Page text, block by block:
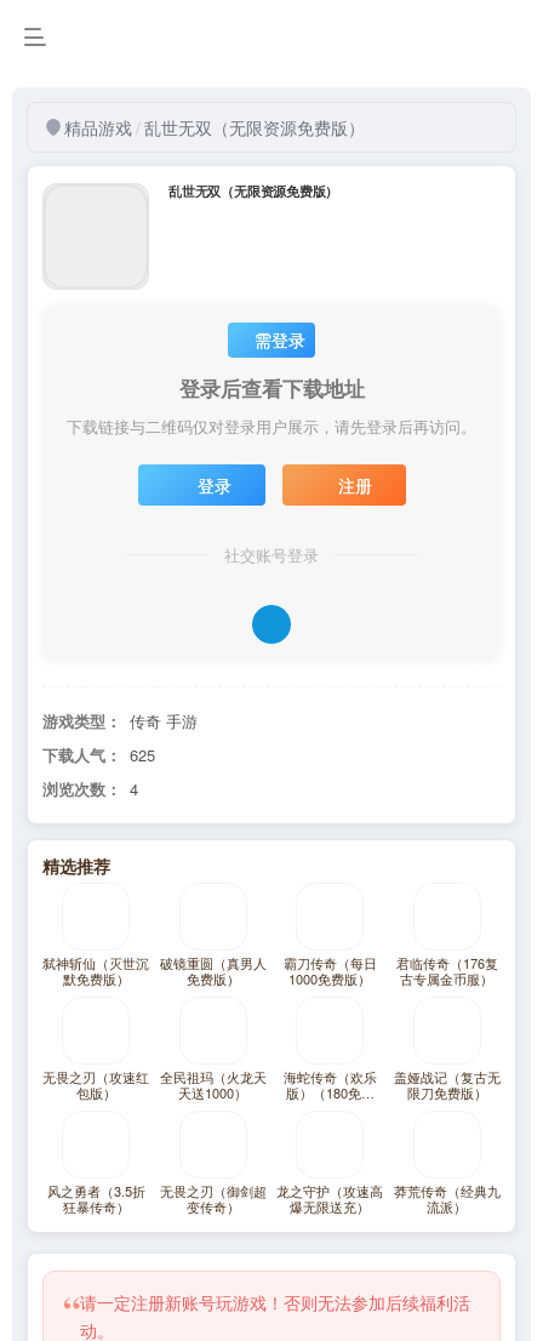
精品游戏/乱世无双（无限资源免费版）
乱世无双（无限资源免费版）
需登录
登录后查看下载地址
下载链接与二维码仅对登录用户展示，请先登录后再访问。
登录 注册
社交账号登录
游戏类型：
传奇 手游
下载人气：
625
浏览次数：
4
精选推荐
弑神斩仙（灭世沉
默免费版）
破镜重圆（真男人
免费版）
霸刀传奇（每日
1000免费版）
君临传奇（176复
古专属金币服）
无畏之刃（攻速红
包版）
全民祖玛（火龙天
天送1000）
海蛇传奇（欢乐
版）（180免费
盖娅战记（复古无
限刀免费版）
风之勇者（3.5折
狂暴传奇）
无畏之刃（御剑超
变传奇）
龙之守护（攻速高
爆无限送充）
莽荒传奇（经典九
流派）
“请一定注册新账号玩游戏！否则无法参加后续福利活
动。